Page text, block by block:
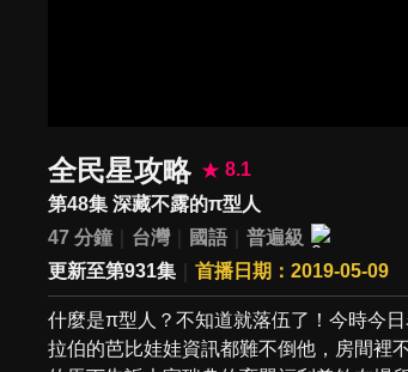
全民星攻略
8.1
第48集 深藏不露的π型人
47 分鐘
台灣 國語
普遍級
更新至第931集
首播日期：2019-05-09
什麼是π型人？不知道就落伍了！今時今
拉伯的芭比娃娃資訊都難不倒他，房間裡